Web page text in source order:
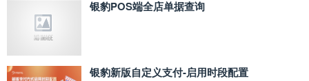
银豹POS端全店单据查询
银豹新版自定义支付‑启用时段配置